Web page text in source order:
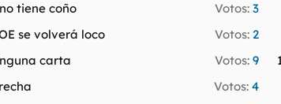
tiene coño
Votos: 3
se volverá loco
Votos: 2
carta
Votos: 9
Votos: 4